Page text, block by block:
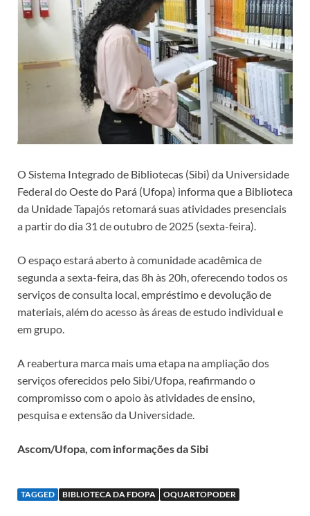
O Sistema Integrado de Bibliotecas (Sibi) da Universidade
Federal do Oeste do Pará (Ufopa) informa que a Biblioteca
da Unidade Tapajós retomará suas atividades presenciais
a partir do dia 31 de outubro de 2025 (sexta-feira).
O espaço estará aberto à comunidade acadêmica de
segunda a sexta-feira, das 8h às 20h, oferecendo todos os
serviços de consulta local, empréstimo e devolução de
materiais, além do acesso às áreas de estudo individual e
em grupo.
A reabertura marca mais uma etapa na ampliação dos
serviços oferecidos pelo Sibi/Ufopa, reafirmando o
compromisso com o apoio às atividades de ensino,
pesquisa e extensão da Universidade.
Ascom/Ufopa, com informações da Sibi
TAGGED BIBLIOTECA DA FDOPA OQUARTOPODER